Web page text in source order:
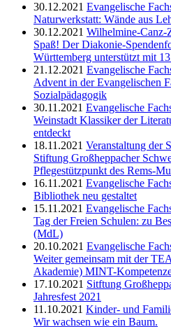
30.12.2021 Evangelische
Naturwerkstatt: Wände aus
30.12.2021 Wilhelmine-Canz-
Spaß! Der Diakonie-
Württemberg unterstützt mit
21.12.2021 Evangelische
Advent in der Evangelischen
Sozialpädagogik
30.11.2021 Evangelische
Weinstadt Klassiker der
entdeckt
18.11.2021 Veranstaltung der
Stiftung Großheppacher
Pflegestützpunkt des Rems-
16.11.2021 Evangelische
Bibliothek neu gestaltet
15.11.2021 Evangelische
Tag der Freien Schulen: zu
(MdL)
20.10.2021 Evangelische
Weiter gemeinsam mit der
Akademie) MINT-
17.10.2021 Sitftung
Jahresfest 2021
11.10.2021 Kinder- und
Wir wachsen wie ein Baum.